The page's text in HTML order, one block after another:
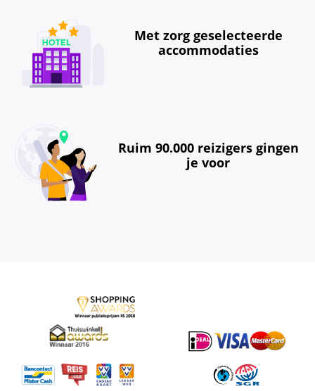
Met zorg geselecteerde
accommodaties
Ruim 90.000 reizigers gingen
je voor